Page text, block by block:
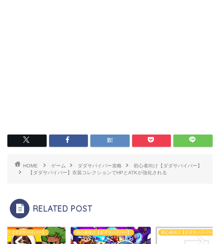
HOME ゲーム ダダサバイバー攻略
初心者向け【ダダサバイバー】
【ダダサバイバー】衣装コレクションでHPとATKが強化される
RELATED POST
向け【ダダサバイバー】 初心者向け【ダダサバイバー】 初心者向け【ダダサバイバー】